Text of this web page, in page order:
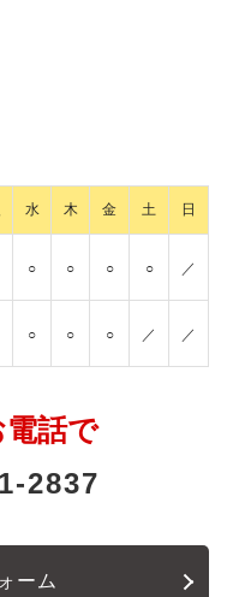
水 木 金 土 日
○ ○ ○ ○ ／
○ ○ ○ ／ ／
話で
2837
ーム